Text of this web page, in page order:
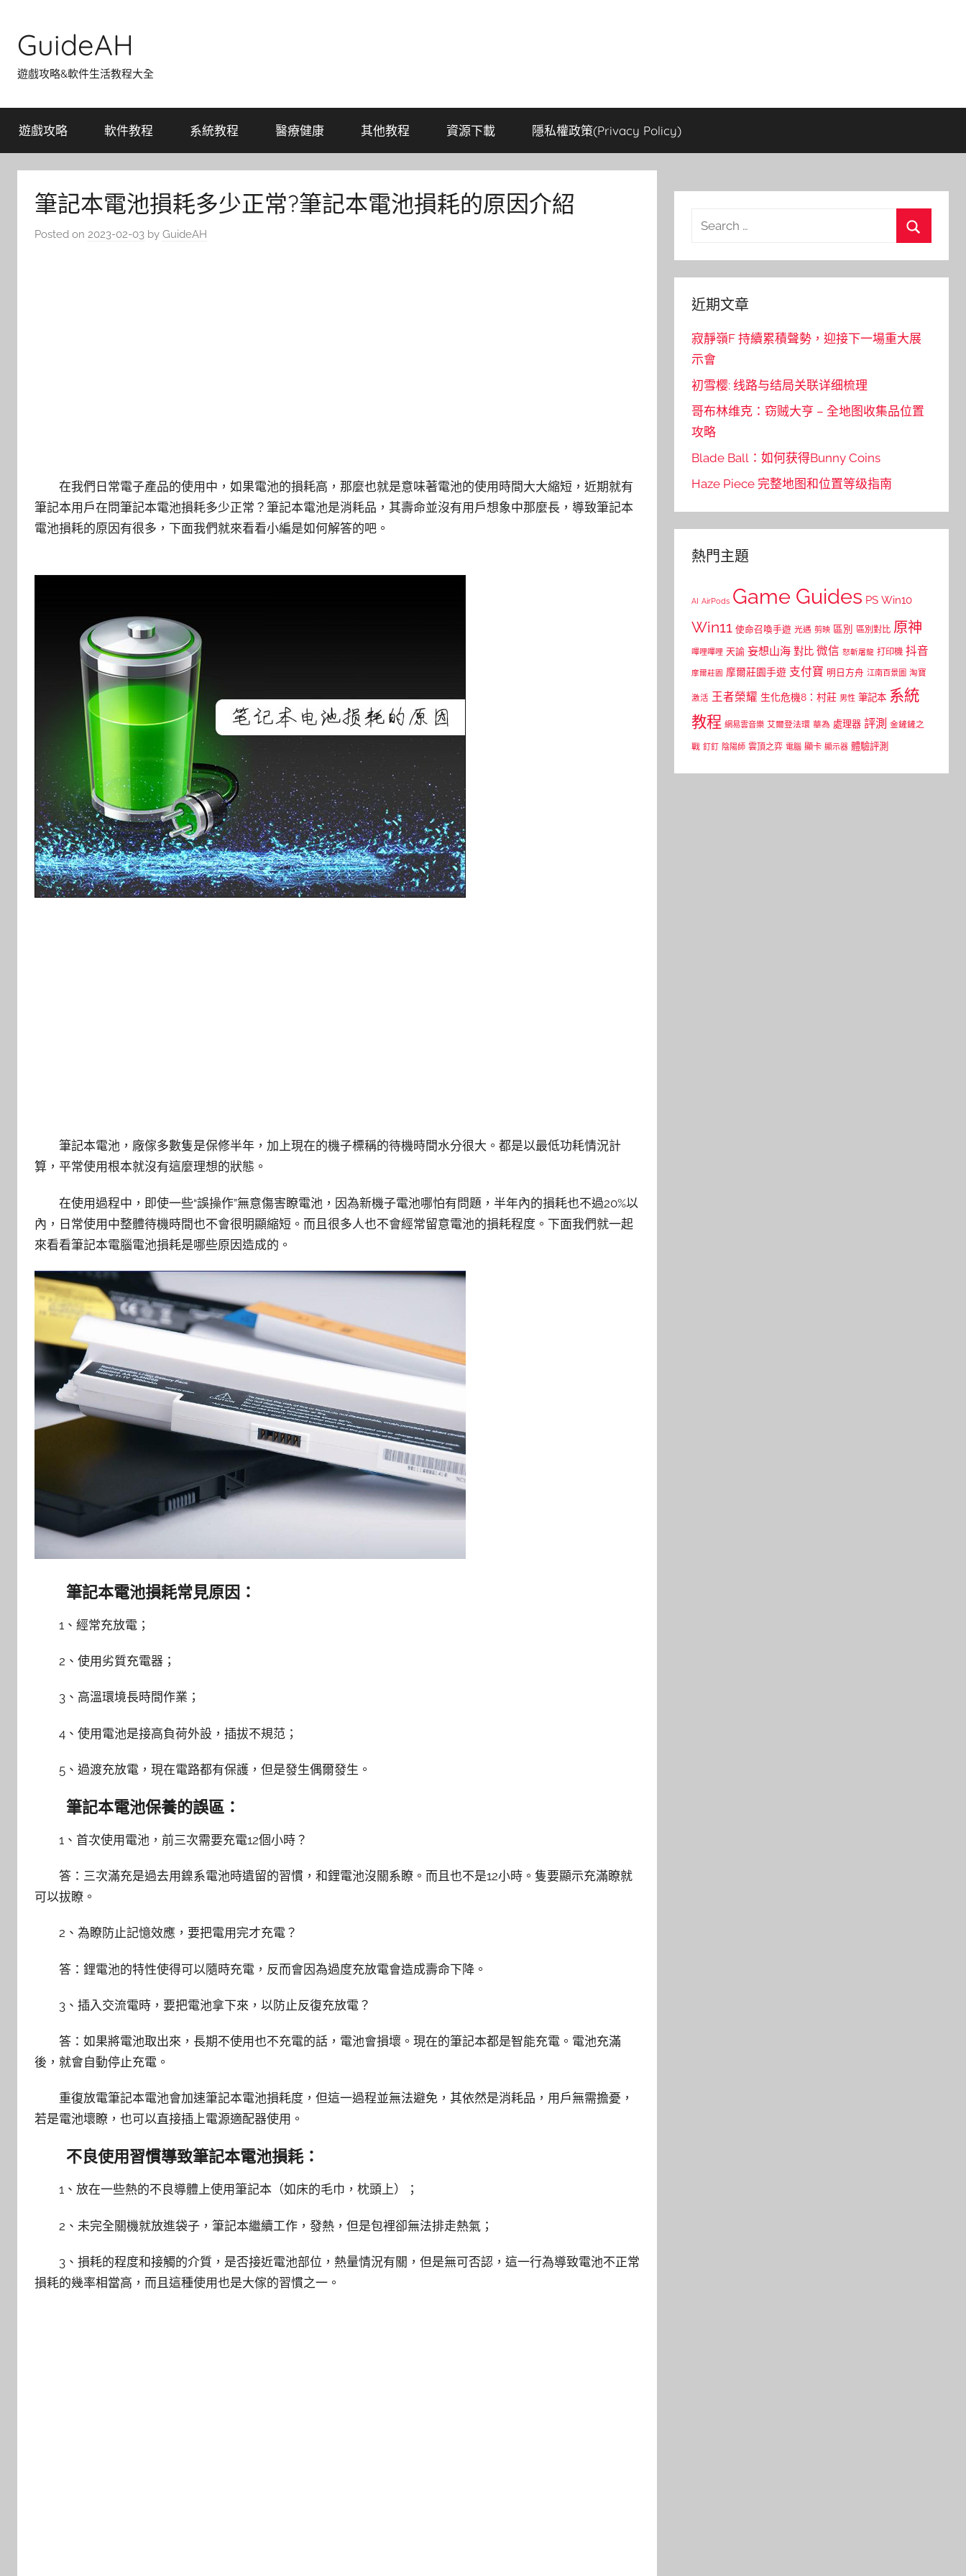
content
GuideAH
遊戲攻略&軟件生活教程大全
遊戲攻略 軟件教程 系統教程 醫療健康 其他教程 資源下載 隱私權政策(Privacy Policy)
筆記本電池損耗多少正常?筆記本電池損耗的原因介紹
Posted on 2023-02-03 by GuideAH
在我們日常電子產品的使用中，如果電池的損耗高，那麼也就是意味著電池的使用時間大大縮短，近期就有
筆記本用戶在問筆記本電池損耗多少正常？筆記本電池是消耗品，其壽命並沒有用戶想象中那麼長，導致筆記本
電池損耗的原因有很多，下面我們就來看看小編是如何解答的吧。
筆記本電池，廠傢多數隻是保修半年，加上現在的機子標稱的待機時間水分很大。都是以最低功耗情況計
算，平常使用根本就沒有這麼理想的狀態。
在使用過程中，即使一些“誤操作”無意傷害瞭電池，因為新機子電池哪怕有問題，半年內的損耗也不過20%以
內，日常使用中整體待機時間也不會很明顯縮短。而且很多人也不會經常留意電池的損耗程度。下面我們就一起
來看看筆記本電腦電池損耗是哪些原因造成的。
筆記本電池損耗常見原因：
1、經常充放電；
2、使用劣質充電器；
3、高溫環境長時間作業；
4、使用電池是接高負荷外設，插拔不規范；
5、過渡充放電，現在電路都有保護，但是發生偶爾發生。
筆記本電池保養的誤區：
1、首次使用電池，前三次需要充電12個小時？
答：三次滿充是過去用鎳系電池時遺留的習慣，和鋰電池沒關系瞭。而且也不是12小時。隻要顯示充滿瞭就
可以拔瞭。
2、為瞭防止記憶效應，要把電用完才充電？
答：鋰電池的特性使得可以隨時充電，反而會因為過度充放電會造成壽命下降。
3、插入交流電時，要把電池拿下來，以防止反復充放電？
答：如果將電池取出來，長期不使用也不充電的話，電池會損壞。現在的筆記本都是智能充電。電池充滿
後，就會自動停止充電。
重復放電筆記本電池會加速筆記本電池損耗度，但這一過程並無法避免，其依然是消耗品，用戶無需擔憂，
若是電池壞瞭，也可以直接插上電源適配器使用。
不良使用習慣導致筆記本電池損耗：
1、放在一些熱的不良導體上使用筆記本（如床的毛巾，枕頭上）；
2、未完全關機就放進袋子，筆記本繼續工作，發熱，但是包裡卻無法排走熱氣；
3、損耗的程度和接觸的介質，是否接近電池部位，熱量情況有關，但是無可否認，這一行為導致電池不正常
損耗的幾率相當高，而且這種使用也是大傢的習慣之一。
Search
近期文章
寂靜嶺F 持續累積聲勢，迎接下一場重大展
示會
初雪樱: 线路与结局关联详细梳理
哥布林维克：窃贼大亨 – 全地图收集品位置
攻略
Blade Ball：如何获得Bunny Coins
Haze Piece 完整地图和位置等级指南
熱門主題
AI AirPods Game Guides PS Win10
Win11 使命召喚手遊 光遇 剪映 區別 區別對比 原神
嗶哩嗶哩 天諭 妄想山海 對比 微信 怒斬屠龍 打印機 抖音
摩爾莊園 摩爾莊園手遊 支付寶 明日方舟 江南百景圖 淘寶
激活 王者榮耀 生化危機8：村莊 男性 筆記本 系統
教程 網易雲音樂 艾爾登法環 華為 處理器 評測 金鏟鏟之
戰 釘釘 陰陽師 雲頂之弈 電腦 顯卡 顯示器 體驗評測